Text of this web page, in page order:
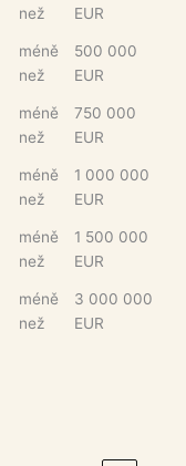
než
EUR
méně
než
500 000
EUR
méně
než
750 000
EUR
méně
než
1 000 000
EUR
méně
než
1 500 000
EUR
méně
než
3 000 000
EUR